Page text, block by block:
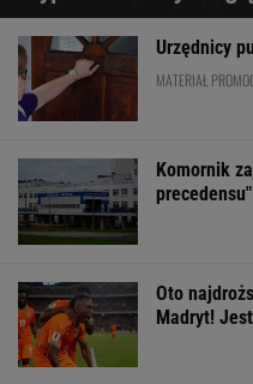
Urzędnicy
MATERIAŁ
Komornik
precedensu"
Oto
Madryt!